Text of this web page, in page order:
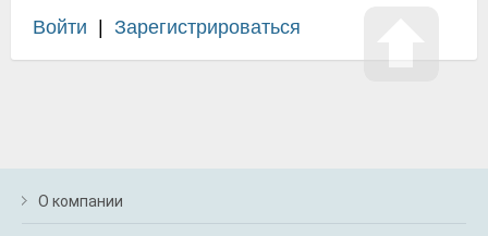
Войти Зарегистрироваться
О компании